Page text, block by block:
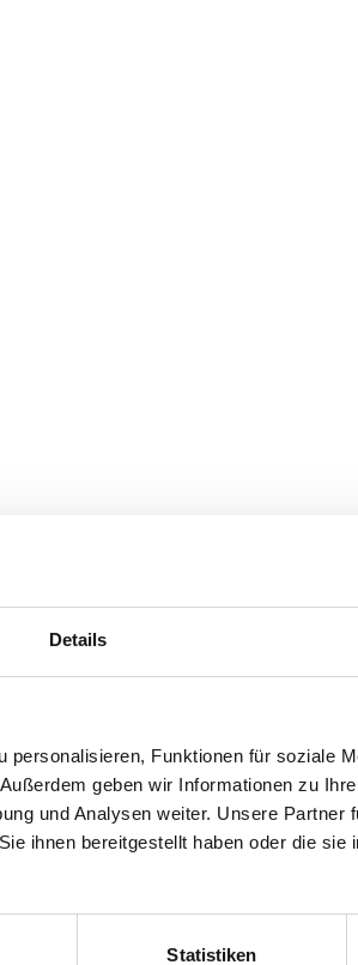
Details
Funktionen für soziale
geben wir Informationen zu
und Analysen weiter. Unsere Partner
ihnen bereitgestellt haben oder die sie
Statistiken